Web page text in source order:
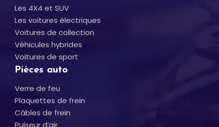
Les 4X4 et SUV
Les voitures électriques
Voitures de collection
Véhicules hybrides
Voitures de sport
Pièces auto
Verre de feu
Plaquettes de frein
Câbles de frein
Pulseur d’air